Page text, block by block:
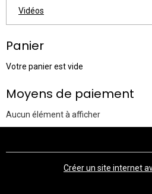
Vidéos
Panier
Votre panier est vide
Moyens de paiement
Aucun élément à afficher
Créer un site internet